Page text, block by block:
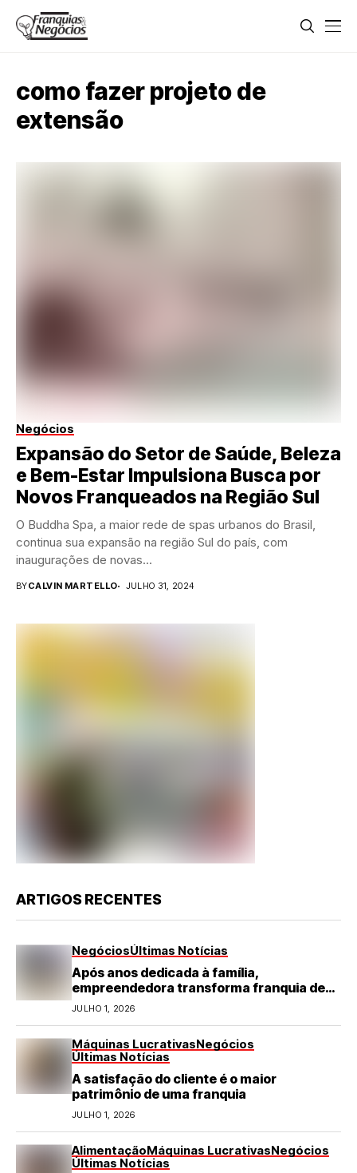
como fazer projeto de
extensão
Negócios
Expansão do Setor de Saúde, Beleza
e Bem-Estar Impulsiona Busca por
Novos Franqueados na Região Sul
O Buddha Spa, a maior rede de spas urbanos do Brasil,
continua sua expansão na região Sul do país, com
inaugurações de novas...
BYCALVIN MARTELLO JULHO 31, 2024
ARTIGOS RECENTES
NegóciosÚltimas Notícias
Após anos dedicada à família,
empreendedora transforma franquia de
turismo em negócio de destaque no RN
JULHO 1, 2026
Máquinas LucrativasNegócios
Últimas Notícias
A satisfação do cliente é o maior
patrimônio de uma franquia
JULHO 1, 2026
AlimentaçãoMáquinas LucrativasNegócios
Últimas Notícias